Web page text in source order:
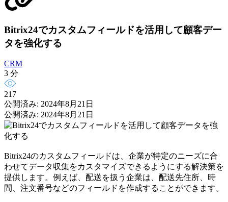
Bitrix24でカスタムフィールドを活用して顧客デー
タを強化する
CRM
3 分
217
公開済み: 2024年8月21日
公開済み: 2024年8月21日
Bitrix24のカスタムフィールドは、企業が特定のニーズに合
わせてデータ収集をカスタマイズできるようにする解決策を
提供します。例えば、配送を扱う企業は、配送先住所、時
間、注文番号などのフィールドを作成することができます。